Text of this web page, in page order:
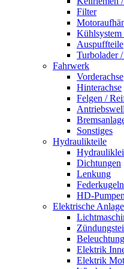
Filter
Auspuffteile
Turbolader
Fahrwerk
Vorderachse
Hinterachse
Felgen /
Sonstiges
Hydraulikteile
Dichtungen
Lenkung
HD-
Elektrische Anlage
Beleuchtung
Elektrik
Elektrik